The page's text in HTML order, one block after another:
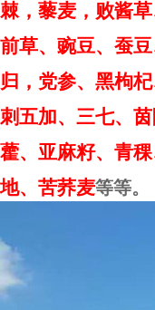
棘，藜麦，败酱
前草、豌豆、蚕
归，党参、黑枸
刺五加、三七、
藿、亚麻籽、青
地、苦荞麦等等。